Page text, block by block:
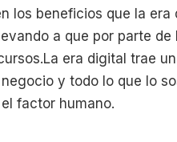
los beneficios que la
a que por parte
era digital trae
y todo lo que lo
factor humano.